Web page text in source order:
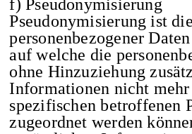
f) Pseudonymisierung
Pseudonymisierung ist
personenbezogener
auf welche die
ohne Hinzuziehung
Informationen nicht
spezifischen betroffenen
zugeordnet werden